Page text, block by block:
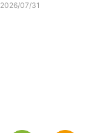
2026/07/31